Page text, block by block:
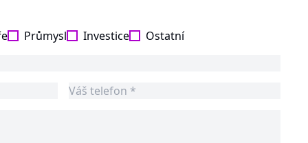
Průmysl Investice Ostatní